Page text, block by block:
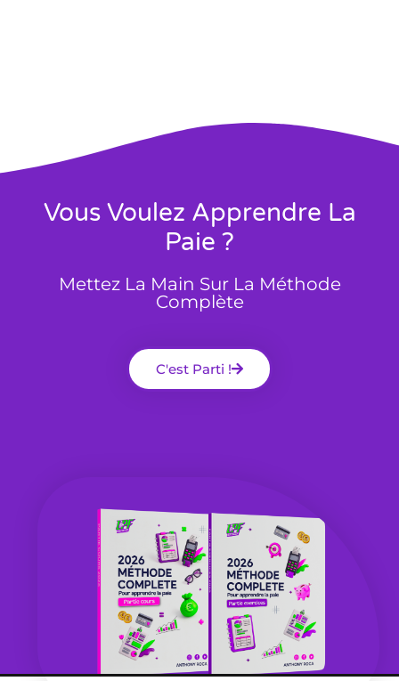
Vous Voulez Apprendre La
Paie ?
Mettez La Main Sur La Méthode
Complète
C'est Parti !